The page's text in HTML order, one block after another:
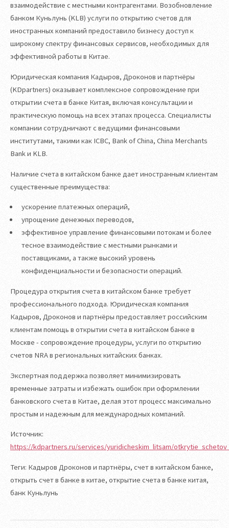
взаимодействие с местными контрагентами. Возобновление
банком Куньлунь (KLB) услуги по открытию счетов для
иностранных компаний предоставило бизнесу доступ к
широкому спектру финансовых сервисов, необходимых для
эффективной работы в Китае.
Юридическая компания Кадыров, Дроконов и партнёры
(KDpartners) оказывает комплексное сопровождение при
открытии счета в банке Китая, включая консультации и
практическую помощь на всех этапах процесса. Специалисты
компании сотрудничают с ведущими финансовыми
институтами, такими как ICBC, Bank of China, China Merchants
Bank и KLB.
Наличие счета в китайском банке дает иностранным клиентам
существенные преимущества:
ускорение платежных операций,
упрощение денежных переводов,
эффективное управление финансовыми потокам и более
тесное взаимодействие с местными рынками и
поставщиками, а также высокий уровень
конфиденциальности и безопасности операций.
Процедура открытия счета в китайском банке требует
профессионального подхода. Юридическая компания
Кадыров, Дроконов и партнёры предоставляет российским
клиентам помощь в открытии счета в китайском банке в
Москве - сопровождение процедуры, услуги по открытию
счетов NRA в региональных китайских банках.
Экспертная поддержка позволяет минимизировать
временные затраты и избежать ошибок при оформлении
банковского счета в Китае, делая этот процесс максимально
простым и надежным для международных компаний.
Источник:
https://kdpartners.ru/services/yuridicheskim_litsam/
Теги: Кадыров Дроконов и партнёры, счет в китайском банке,
открыть счет в банке в китае, открытие счета в банке китая,
банк Куньлунь